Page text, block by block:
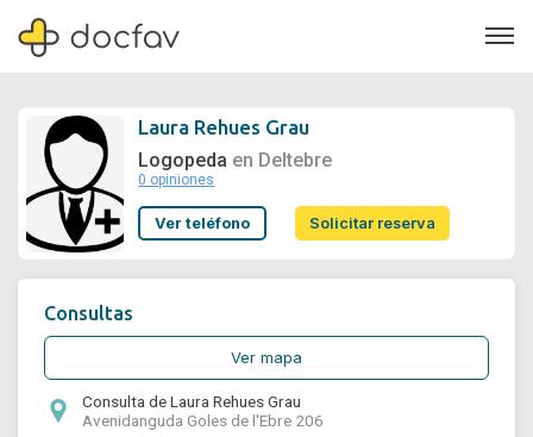
Soporte
Laura Rehues Grau
Logopeda en Deltebre
0 opiniones
Ver teléfono Solicitar reserva
Consultas
Ver mapa
Consulta de Laura Rehues Grau
Avenidanguda Goles de l'Ebre 206